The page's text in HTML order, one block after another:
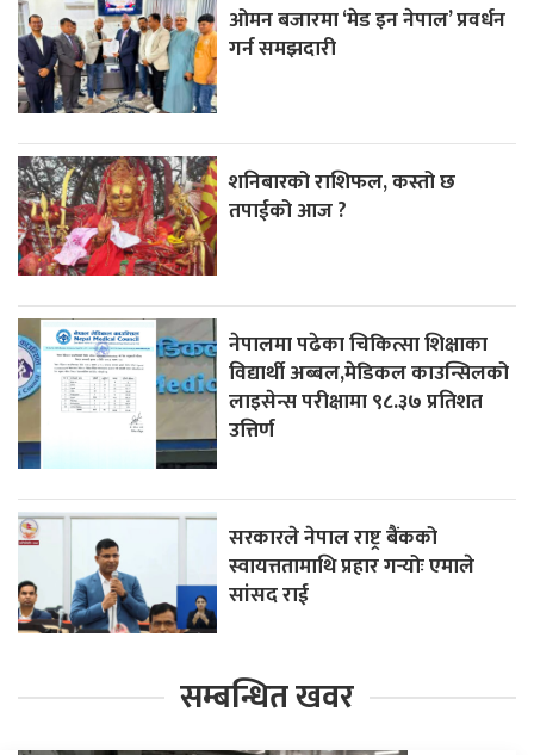
ओमन बजारमा ‘मेड इन नेपाल’ प्रवर्धन
गर्न समझदारी
शनिबारको राशिफल, कस्तो छ
तपाईको आज ?
नेपालमा पढेका चिकित्सा शिक्षाका
विद्यार्थी अब्बल,मेडिकल काउन्सिलको
लाइसेन्स परीक्षामा ९८.३७ प्रतिशत
उत्तिर्ण
सरकारले नेपाल राष्ट्र बैंकको
स्वायत्ततामाथि प्रहार गर्‍योः एमाले
सांसद राई
सम्बन्धित खवर